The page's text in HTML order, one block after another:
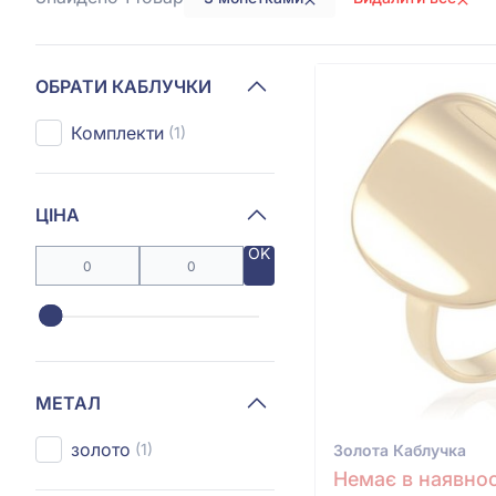
ОБРАТИ КАБЛУЧКИ
Комплекти (1)
ЦІНА
OK
МЕТАЛ
золото (1) Золота Каблучка
Немає в